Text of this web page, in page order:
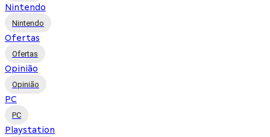
Nintendo
Nintendo
Ofertas
Ofertas
Opinião
Opinião
PC
PC
Playstation